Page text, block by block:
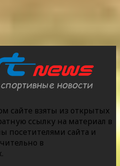
сайте взяты из открытых
ссылку на материал в
посетителями сайта и
в